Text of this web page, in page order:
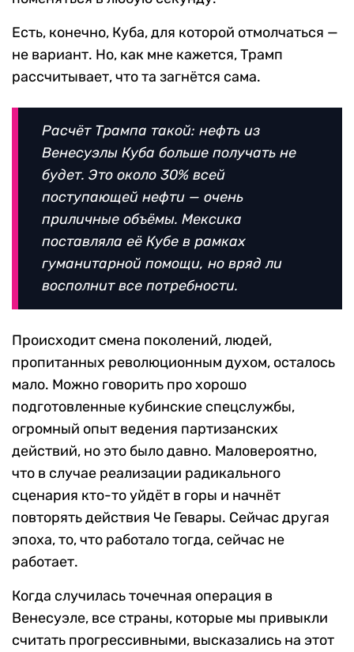
Есть, конечно, Куба, для которой отмолчаться —
не вариант. Но, как мне кажется, Трамп
рассчитывает, что та загнётся сама.
Расчёт Трампа такой: нефть из
Венесуэлы Куба больше получать не
будет. Это около 30% всей
поступающей нефти — очень
приличные объёмы. Мексика
поставляла её Кубе в рамках
гуманитарной помощи, но вряд ли
восполнит все потребности.
Происходит смена поколений, людей,
пропитанных революционным духом, осталось
мало. Можно говорить про хорошо
подготовленные кубинские спецслужбы,
огромный опыт ведения партизанских
действий, но это было давно. Маловероятно,
что в случае реализации радикального
сценария кто-то уйдёт в горы и начнёт
повторять действия Че Гевары. Сейчас другая
эпоха, то, что работало тогда, сейчас не
работает.
Когда случилась точечная операция в
Венесуэле, все страны, которые мы привыкли
считать прогрессивными, высказались на этот